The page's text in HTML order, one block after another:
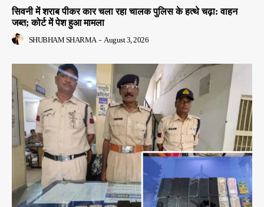
सिवनी में शराब पीकर कार चला रहा चालक पुलिस के हत्थे चढ़ा: वाहन
जब्त; कोर्ट में पेश हुआ मामला
SHUBHAM SHARMA - August 3, 2026